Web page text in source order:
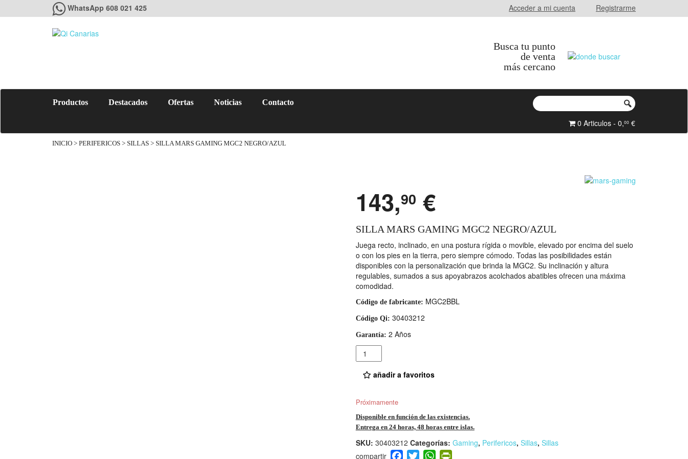
WhatsApp 608 021 425 Acceder a mi cuenta Registrarme
Busca tu punto
de venta
más cercano
Productos Destacados Ofertas Noticias Contacto
0 Articulos - 0,00 €
INICIO > PERIFERICOS > SILLAS > SILLA MARS GAMING MGC2 NEGRO/AZUL
143,90 €
SILLA MARS GAMING MGC2 NEGRO/AZUL
Juega recto, inclinado, en una postura rígida o movible, elevado por encima del suelo
o con los pies en la tierra, pero siempre cómodo. Todas las posibilidades están
disponibles con la personalización que brinda la MGC2. Su inclinación y altura
regulables, sumados a sus apoyabrazos acolchados abatibles ofrecen una máxima
comodidad.
Código de fabricante: MGC2BBL
Código Qi: 30403212
Garantía: 2 Años
Cantidad
añadir a favoritos
Próximamente
Disponible en función de las existencias.
Entrega en 24 horas, 48 horas entre islas.
SKU: 30403212 Categorías: Gaming, Perifericos, Sillas, Sillas
F T W Pr